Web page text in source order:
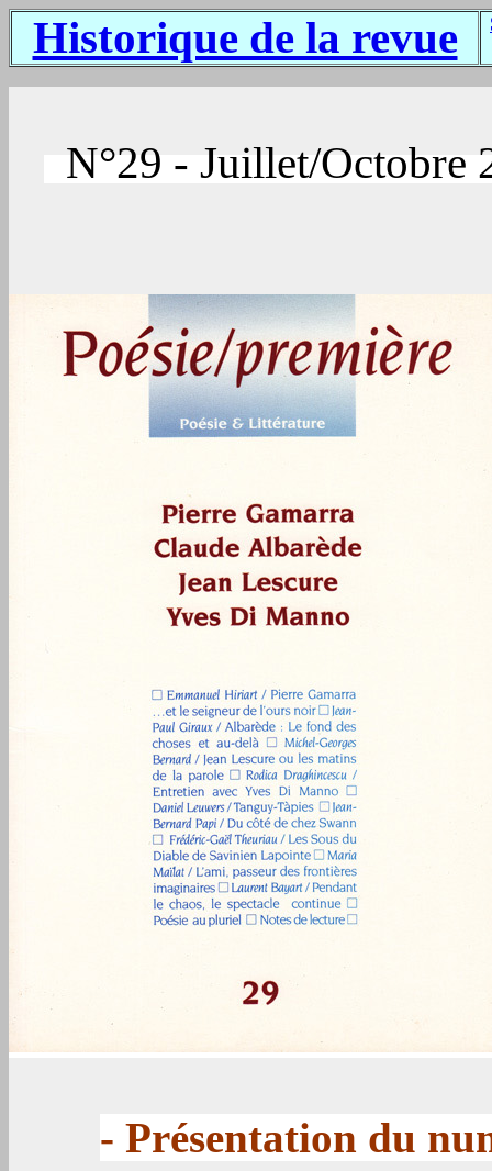
Historique de la revue
N°29 - Juillet/Octobre
- Présentation du